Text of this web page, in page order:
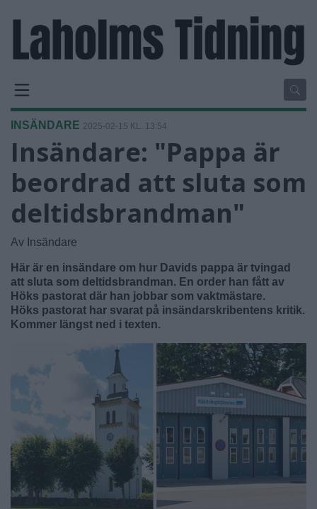
INSÄNDARE 2025-02-15 KL. 13:54
Insändare: "Pappa är
beordrad att sluta som
deltidsbrandman"
Av Insändare
Här är en insändare om hur Davids pappa är tvingad
att sluta som deltidsbrandman. En order han fått av
Höks pastorat där han jobbar som vaktmästare.
Höks pastorat har svarat på insändarskribentens kritik.
Kommer längst ned i texten.